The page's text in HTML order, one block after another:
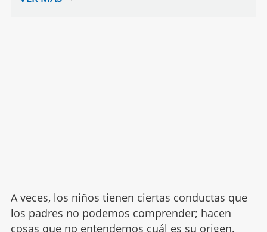
A veces, los niños tienen ciertas conductas que
los padres no podemos comprender; hacen
cosas que no entendemos cuál es su origen,